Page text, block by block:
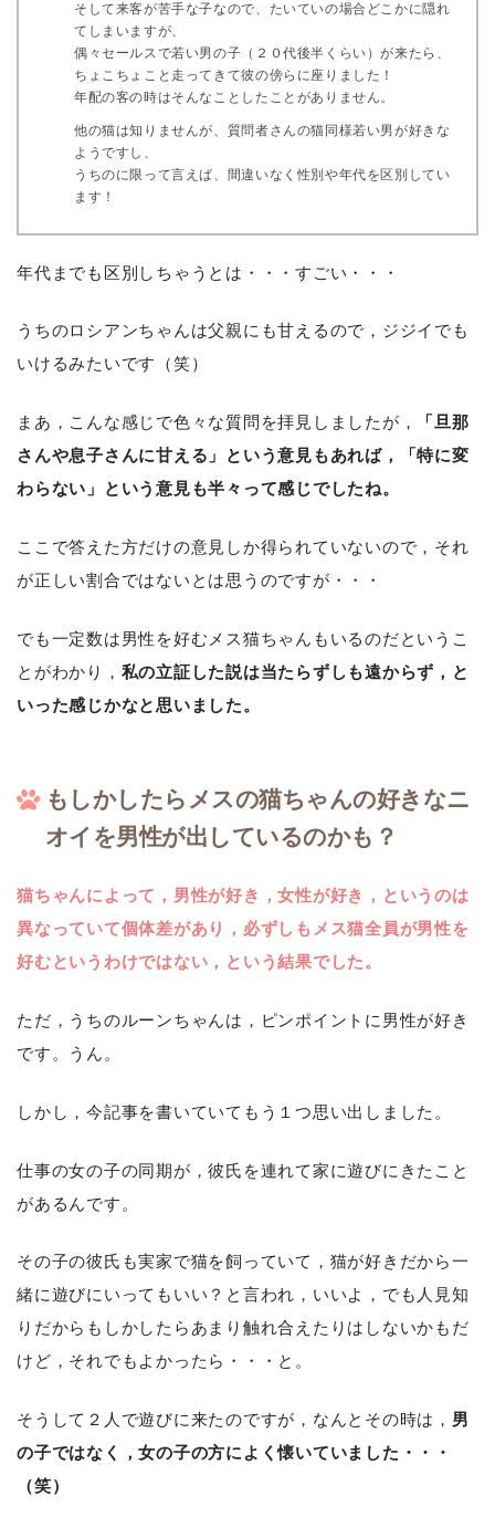
そして来客が苦手な子なので、たいていの場合どこかに隠れ
てしまいますが、
偶々セールスで若い男の子（２０代後半くらい）が来たら、
ちょこちょこと走ってきて彼の傍らに座りました！
年配の客の時はそんなことしたことがありません。
他の猫は知りませんが、質問者さんの猫同様若い男が好きな
ようですし、
うちのに限って言えば、間違いなく性別や年代を区別してい
ます！
年代までも区別しちゃうとは・・・すごい・・・
うちのロシアンちゃんは父親にも甘えるので，ジジイでも
いけるみたいです（笑）
まあ，こんな感じで色々な質問を拝見しましたが，
「旦那
さんや息子さんに甘える」という意見もあれば，「特に変
わらない」という意見も半々って感じでしたね。
ここで答えた方だけの意見しか得られていないので，それ
が正しい割合ではないとは思うのですが・・・
でも一定数は男性を好むメス猫ちゃんもいるのだというこ
とがわかり， 私の立証した説は当たらずしも遠からず，と
いった感じかなと思いました。
もしかしたらメスの猫ちゃんの好きなニ
オイを男性が出しているのかも？
猫ちゃんによって，男性が好き，女性が好き，というのは
異なっていて個体差があり，必ずしもメス猫全員が男性を
好むというわけではない，という結果でした。
ただ，うちのルーンちゃんは，ピンポイントに男性が好き
です。うん。
しかし，今記事を書いていてもう１つ思い出しました。
仕事の女の子の同期が，彼氏を連れて家に遊びにきたこと
があるんです。
その子の彼氏も実家で猫を飼っていて，猫が好きだから一
緒に遊びにいってもいい？と言われ，いいよ，でも人見知
りだからもしかしたらあまり触れ合えたりはしないかもだ
けど，それでもよかったら・・・と。
そうして２人で遊びに来たのですが，なんとその時は， 男
の子ではなく，女の子の方によく懐いていました・・・
（笑）